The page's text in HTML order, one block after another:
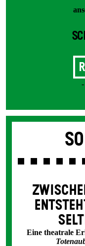
Eine theatrale